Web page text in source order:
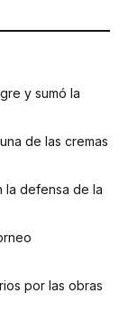
y sumó la
de las cremas
la defensa de la
por las obras